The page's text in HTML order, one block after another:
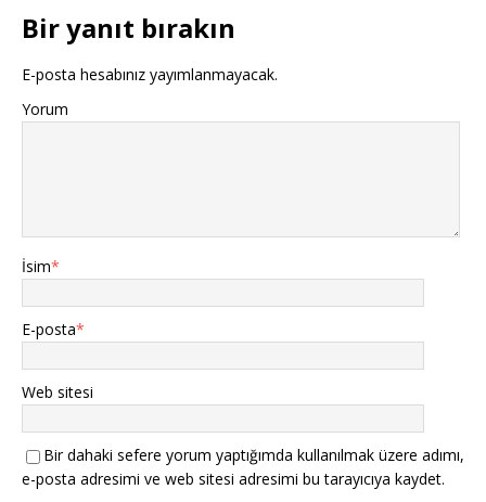
Bir yanıt bırakın
E-posta hesabınız yayımlanmayacak.
Yorum
İsim*
E-posta*
Web sitesi
Bir dahaki sefere yorum yaptığımda kullanılmak üzere adımı,
e-posta adresimi ve web sitesi adresimi bu tarayıcıya kaydet.